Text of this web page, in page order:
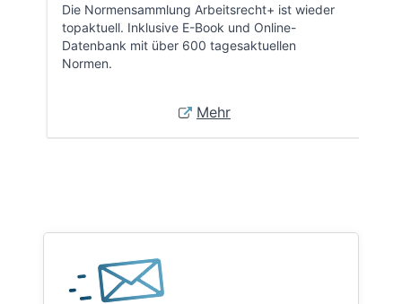
Die Normensammlung Arbeitsrecht+ ist wieder
topaktuell. Inklusive E-Book und Online-
Datenbank mit über 600 tagesaktuellen
Normen.
Mehr